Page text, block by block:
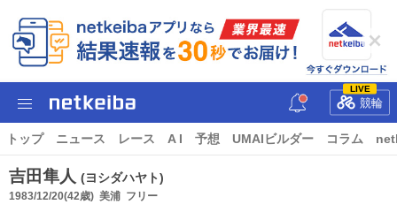
LIVE
競輪
トップ ニュース レース A I 予想 UMAIビルダー コラム
吉田隼人 (ヨシダハヤト)
1983/12/20(42歳) 美浦 フリー